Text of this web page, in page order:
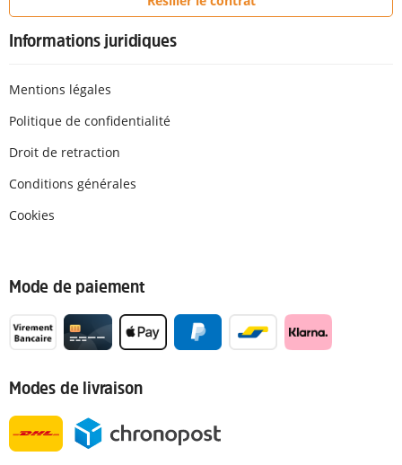
Informations juridiques
Mentions légales
Politique de confidentialité
Droit de retraction
Conditions générales
Cookies
Mode de paiement
Modes de livraison